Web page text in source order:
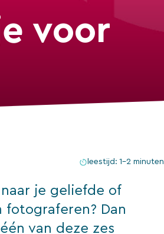
voor
leestijd: 1–2 minuten
je geliefde of
fotograferen? Dan
van deze zes